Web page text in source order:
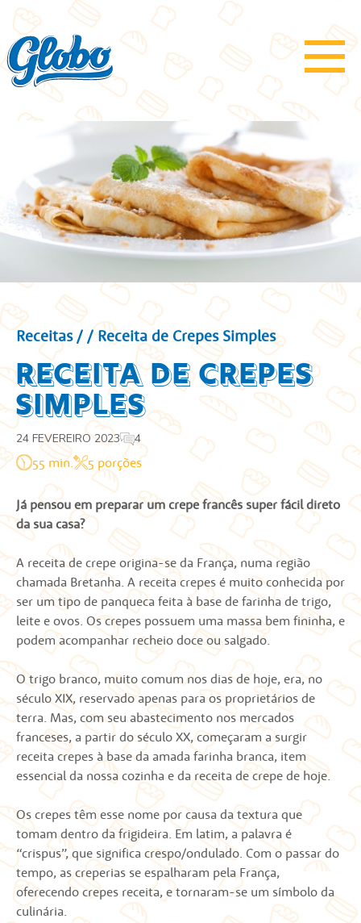
Receitas/ / Receita de Crepes Simples
Receita de Crepes
Simples
24 FEVEREIRO 2023 4
55 min. 5 porções
Já pensou em preparar um crepe francês super fácil direto
da sua casa?
A receita de crepe origina-se da França, numa região
chamada Bretanha. A receita crepes é muito conhecida por
ser um tipo de panqueca feita à base de farinha de trigo,
leite e ovos. Os crepes possuem uma massa bem fininha, e
podem acompanhar recheio doce ou salgado.
O trigo branco, muito comum nos dias de hoje, era, no
século XIX, reservado apenas para os proprietários de
terra. Mas, com seu abastecimento nos mercados
franceses, a partir do século XX, começaram a surgir
receita crepes à base da amada farinha branca, item
essencial da nossa cozinha e da receita de crepe de hoje.
Os crepes têm esse nome por causa da textura que
tomam dentro da frigideira. Em latim, a palavra é
“crispus”, que significa crespo/ondulado. Com o passar do
tempo, as creperias se espalharam pela França,
oferecendo crepes receita, e tornaram-se um símbolo da
culinária.